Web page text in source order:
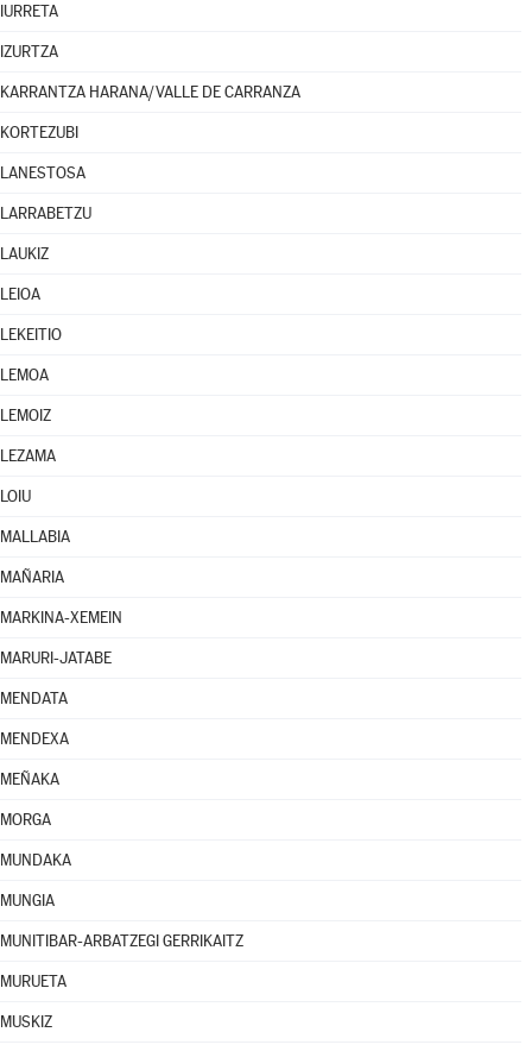
IURRETA
IZURTZA
KARRANTZA HARANA/VALLE DE CARRANZA
KORTEZUBI
LANESTOSA
LARRABETZU
LAUKIZ
LEIOA
LEKEITIO
LEMOA
LEMOIZ
LEZAMA
LOIU
MALLABIA
MAÑARIA
MARKINA-XEMEIN
MARURI-JATABE
MENDATA
MENDEXA
MEÑAKA
MORGA
MUNDAKA
MUNGIA
MUNITIBAR-ARBATZEGI GERRIKAITZ
MURUETA
MUSKIZ